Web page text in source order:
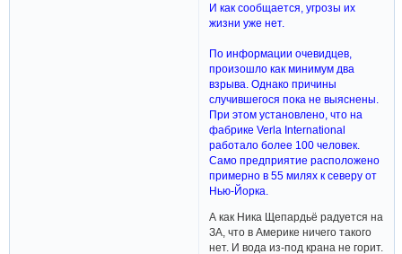
И как сообщается, угрозы их
жизни уже нет.
По информации очевидцев,
произошло как минимум два
взрыва. Однако причины
случившегося пока не выяснены.
При этом установлено, что на
фабрике Verla International
работало более 100 человек.
Само предприятие расположено
примерно в 55 милях к северу от
Нью-Йорка.
А как Ника Щепардьё радуется на
ЗА, что в Америке ничего такого
нет. И вода из-под крана не горит.